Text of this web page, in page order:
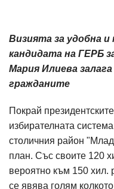
Визията за удобна
кандидата на ГЕРБ
Мария Илиева
гражданите
Покрай
избирателната
столичния район
план. Със своите 120
вероятно към 150 хил.
се явява голям